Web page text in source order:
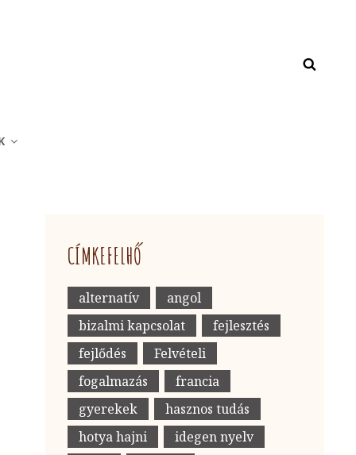
CÍMKEFELHŐ
alternatív
angol
bizalmi kapcsolat
fejlesztés
fejlődés
Felvételi
fogalmazás
francia
gyerekek
hasznos tudás
hotya hajni
idegen nyelv